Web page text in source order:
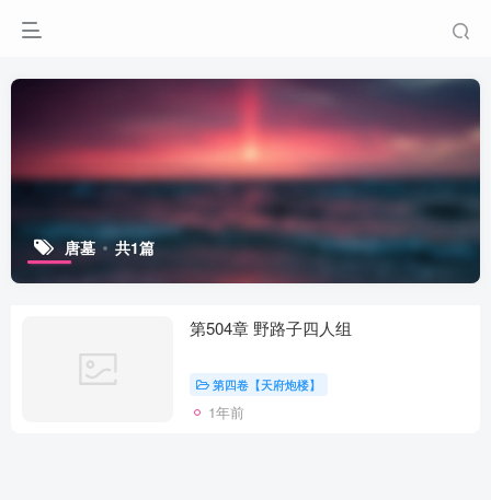
唐墓 共1篇
第504章 野路子四人组
第四卷【天府炮楼】
1年前